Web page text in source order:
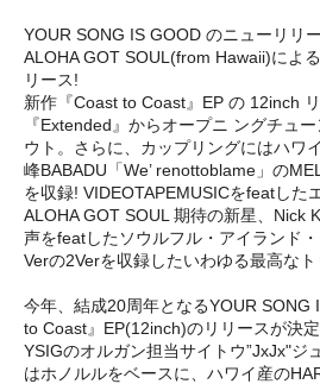
YOUR SONG IS GOOD のニューリリ
ALOHA GOT SOUL(from Hawaii)によ
リース!
新作『Coast to Coast』EP の 12inch
『Extended』からオープニ ングチュ
ウト。さらに、カップリングにはハワ
峰BABADU「We’ renottoblame」の
を収録! VIDEOTAPEMUSICをfeatした
ALOHA GOT SOUL 期待の新星、Nick
声をfeatしたソウルフル・アイランド
Verの2Verを収録したいわゆる最高な
今年、結成20周年となるYOUR SONG
to Coast』EP(12inch)のリリースが決
YSIGのオルガン担当サイトウ”JxJx"ジ
はホノルルをベースに、ハワイ産の